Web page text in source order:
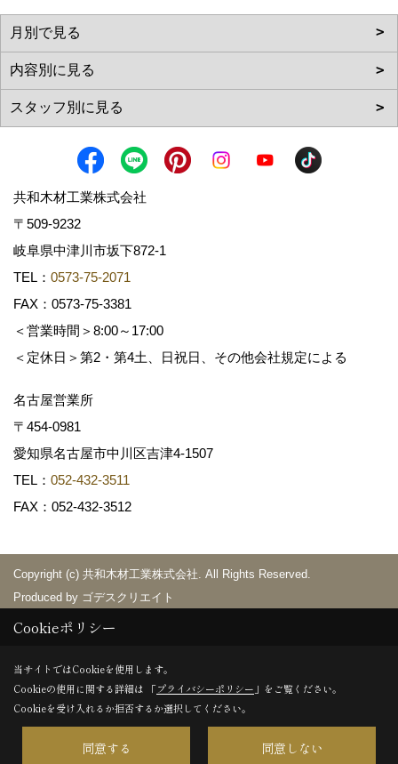
共和木材工業株式会社
〒509-9232
岐阜県中津川市坂下872‐1
TEL： 0573-75-2071
FAX：0573-75-3381
＜営業時間＞8:00～17:00
＜定休日＞第2・第4土、日祝日、その他会社規定による
名古屋営業所
〒454-0981
愛知県名古屋市中川区吉津4-1507
TEL： 052-432-3511
FAX：052-432-3512
Copyright (c) 共和木材工業株式会社. All Rights Reserved.
Produced by ゴデスクリエイト
Cookieポリシー
当サイトではCookieを使用します。
Cookieの使用に関する詳細は 「プライバシーポリシー 」をご覧ください。
Cookieを受け入れるか拒否するか選択してください。
同意する 同意しない
×